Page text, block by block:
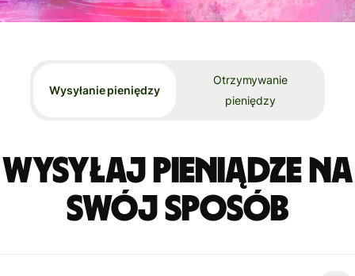
Wysyłanie pieniędzy
Otrzymywanie
pieniędzy
Wysyłaj pieniądze na
swój sposób